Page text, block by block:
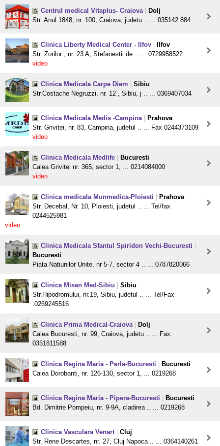
Centrul medical Vitaplus- Craiova
Dolj
Str. Anul 1848, nr. 100, Craiova, judetu .. ... 035142.884
Clinica Liberty Medical Center - Ilfov
Ilfov
Str. Zorilor , nr. 23 A, Stefanestii de .. ... 0729958522
video
Clinica Medicala Carpe Diem
Sibiu
Str.Costache Negruzzi, nr. 12 , Sibiu, j .. ... 0369407034
Clinica Medicala Medis -Campina
Prahova
Str. Grivitei, nr. 83, Campina, judetul .. ... Fax 0244373109
video
Clinica Medicala Medlife
Bucuresti
Calea Grivitei nr. 365, sector 1, ... 0214084000
video
Clinica medicala Munmedica-Ploiesti
Prahova
Str. Decebal, Nr. 10, Ploiesti, judetul .. ... Tel/fax
0244525981
video
Clinica Medicala Sfantul Spiridon Vechi-Bucuresti
Bucuresti
Piata Natiunilor Unite, nr 5-7, sector 4 .. ... 0787820066
Clinica Misan Med-Sibiu
Sibiu
Str.Hipodromului, nr.19, Sibiu, judetul .. ... Tel/Fax
.0269245516
Clinica Prima Medical-Craiova
Dolj
Calea Bucuresti, nr. 99, Craiova, judetu .. ... Fax:
0351811588
Clinica Regina Maria - Perla-Bucuresti
Bucuresti
Calea Dorobanti, nr. 126-130, sector 1, ... 0219268
Clinica Regina Maria - Pipera-Bucuresti
Bucuresti
Bd. Dimitrie Pompeiu, nr. 9-9A, cladirea .. ... 0219268
Clinica Vasculara Venart
Cluj
Str. Rene Descartes, nr. 27, Cluj Napoca .. ... 0364140261